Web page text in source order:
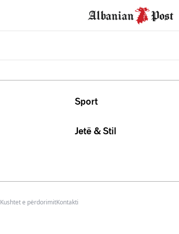
Sport
Jetë & Stil
Kushtet e përdorimitKontakti